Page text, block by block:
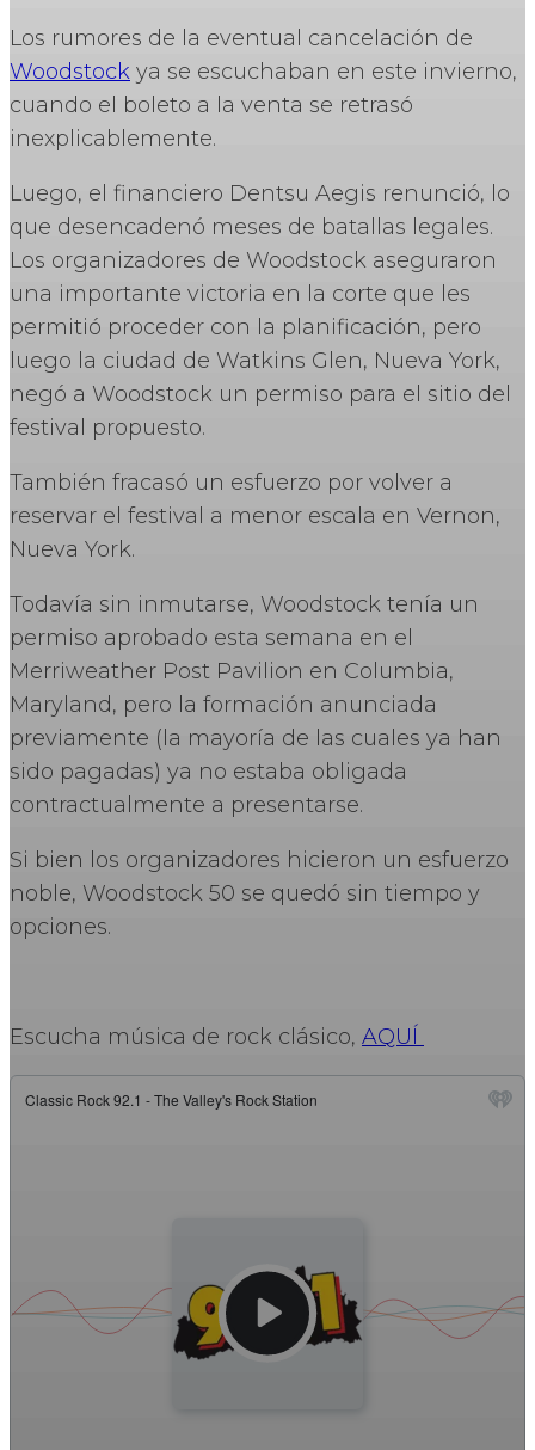
Los rumores de la eventual cancelación de
Woodstock ya se escuchaban en este invierno,
cuando el boleto a la venta se retrasó
inexplicablemente.
Luego, el financiero Dentsu Aegis renunció, lo
que desencadenó meses de batallas legales.
Los organizadores de Woodstock aseguraron
una importante victoria en la corte que les
permitió proceder con la planificación, pero
luego la ciudad de Watkins Glen, Nueva York,
negó a Woodstock un permiso para el sitio del
festival propuesto.
También fracasó un esfuerzo por volver a
reservar el festival a menor escala en Vernon,
Nueva York.
Todavía sin inmutarse, Woodstock tenía un
permiso aprobado esta semana en el
Merriweather Post Pavilion en Columbia,
Maryland, pero la formación anunciada
previamente (la mayoría de las cuales ya han
sido pagadas) ya no estaba obligada
contractualmente a presentarse.
Si bien los organizadores hicieron un esfuerzo
noble, Woodstock 50 se quedó sin tiempo y
opciones.
Escucha música de rock clásico, AQUÍ